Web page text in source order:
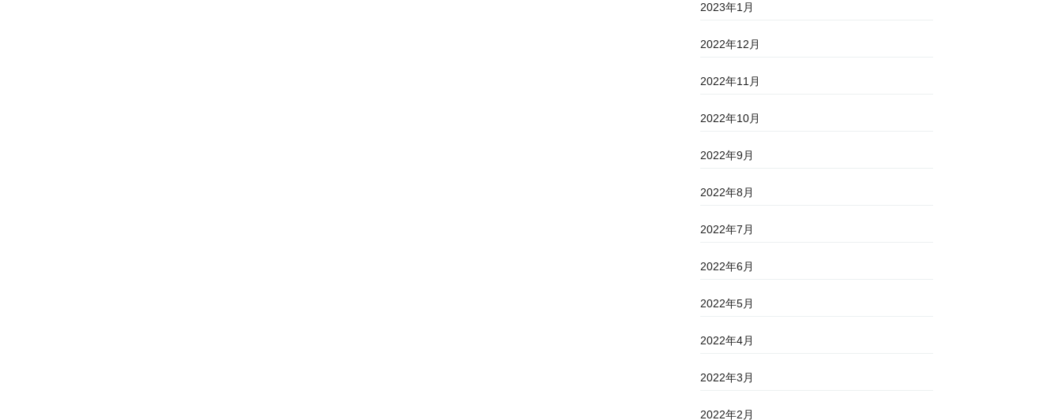
2023年1月
2022年12月
2022年11月
2022年10月
2022年9月
2022年8月
2022年7月
2022年6月
2022年5月
2022年4月
2022年3月
2022年2月